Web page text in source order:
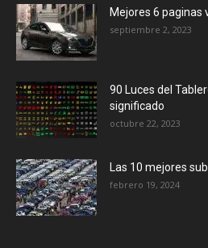
Mejores 6 paginas
septiembre 2, 2023
90 Luces del
significado
octubre 22, 2023
Las 10 mejores
febrero 19, 2024